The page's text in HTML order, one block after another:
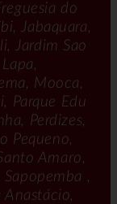
do
Jabaquara,
Jardim Sao
Mooca,
Parque Edu
Perdizes,
Pequeno,
Amaro,
,
Anastácio,